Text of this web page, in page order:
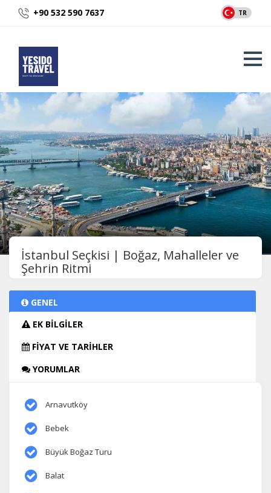
+90 532 590 7637 TR
İstanbul Seçkisi | Boğaz, Mahalleler ve
Şehrin Ritmi
GENEL
EK BİLGİLER
FİYAT VE TARİHLER
YORUMLAR
Arnavutköy
Bebek
Büyük Boğaz Turu
Balat